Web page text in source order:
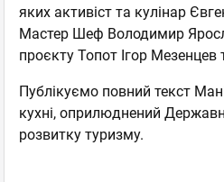
яких активіст та кулінар
Мастер Шеф Володимир
проєкту Топот Ігор Мезенцев
Публікуємо повний текст
кухні, оприлюднений
розвитку туризму.